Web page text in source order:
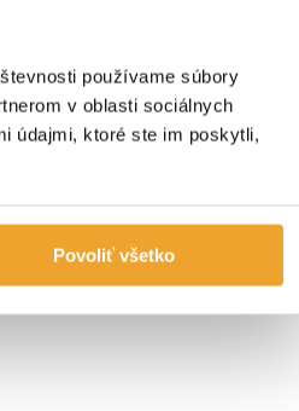
používame súbory
v oblasti sociálnych
údajmi, ktoré ste im poskytli,
Povoliť všetko